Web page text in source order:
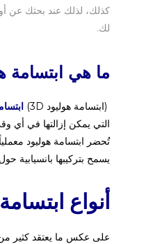
كذلك، لذلك عند بحثك عن
لك.
ما هي ابتسامة
(ابتسامة هوليود 3D)
التي يمكن إزالتها في أي
يسمح بتركيبها بانسيابية
أنواع
على عكس ما يعتقد كثير من